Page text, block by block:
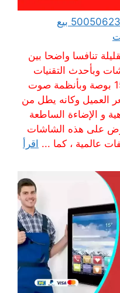
بيع تلفزيونات شاشات الكويت 50050623 بيع
تنافسا واضحا بين
وبأحدث التقنيات
وبأحجام متنوعة تصل 140و 150 بوصة وبأنظمة صوت
العميل وكانه يطل من
و الإضاءة الساطعة
على هذه الشاشات
عالمية ، كما ... اقرأ